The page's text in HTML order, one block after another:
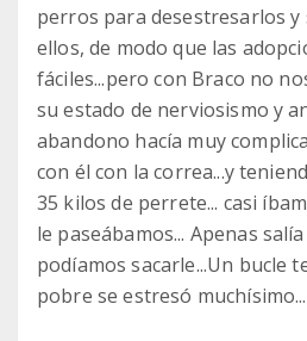
perros para desestresarlos
ellos, de modo que las
fáciles...pero con Braco no
su estado de nerviosismo y
abandono hacía muy
con él con la correa...y
35 kilos de perrete... casi
le paseábamos... Apenas
podíamos sacarle...Un bucle
pobre se estresó muchísimo...